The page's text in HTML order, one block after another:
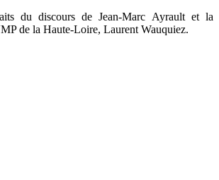
du discours de Jean-Marc Ayrault et la
de la Haute-Loire, Laurent Wauquiez.